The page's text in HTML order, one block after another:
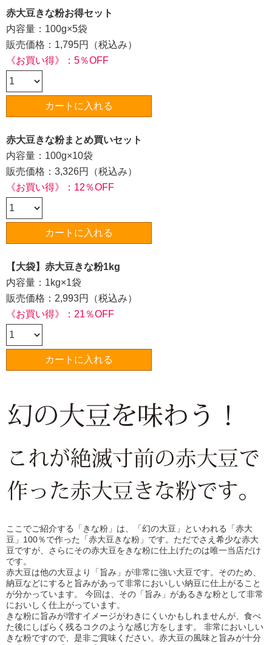
赤大豆きな粉お得セット
内容量：100g×5袋
販売価格：1,795円（税込み）
《お買い得》：5％OFF
赤大豆きな粉まとめ買いセット
内容量：100g×10袋
販売価格：3,326円（税込み）
《お買い得》：12％OFF
【大袋】赤大豆きな粉1kg
内容量：1kg×1袋
販売価格：2,993円（税込み）
《お買い得》：21％OFF
ここでご紹介する「きな粉」は、「幻の大豆」といわれる「赤大
豆」100％で作った「赤大豆きな粉」です。ただでさえ希少な赤大
豆ですが、さらにその赤大豆をきな粉に仕上げたのは唯一当店だけ
です。
赤大豆は他の大豆より「旨み」が非常に強い大豆です。そのため、
納豆などにすると旨みがあって非常においしい納豆に仕上がること
が分かっています。 今回は、その「旨み」があるきな粉として非常
においしく仕上がっています。
きな粉に旨みが増すイメージがわきにくいかもしれませんが、食べ
た後にしばらく残るコクのような感じ方をします。 非常においしい
きな粉ですので、是非ご賞味ください。赤大豆の風味と旨みが十分